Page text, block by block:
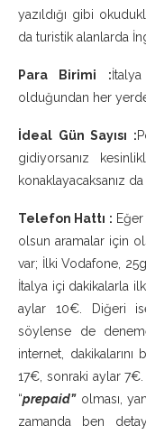
yazıldığı gibi
da turistik alanlarda
Para Birimi :
olduğundan her
İdeal Gün Sayısı :
gidiyorsanız
konaklayacaksanız
Telefon Hattı :
olsun aramalar için
var; İlki Vodafone,
İtalya içi dakikalarla
aylar 10€. Diğeri
söylense de
internet,
17€, sonraki aylar
“prepaid”olması,
zamanda ben